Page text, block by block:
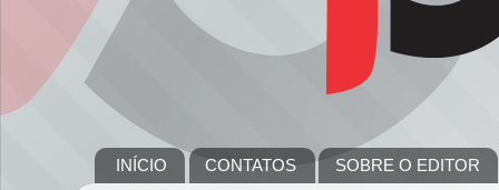
INÍCIO CONTATOS SOBRE O EDITOR